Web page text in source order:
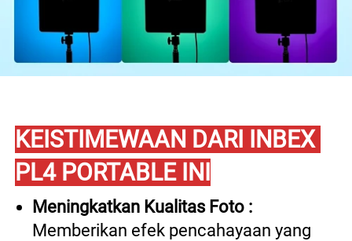
KEISTIMEWAAN DARI INBEX
PL4 PORTABLE INI
Meningkatkan Kualitas Foto :
Memberikan efek pencahayaan yang